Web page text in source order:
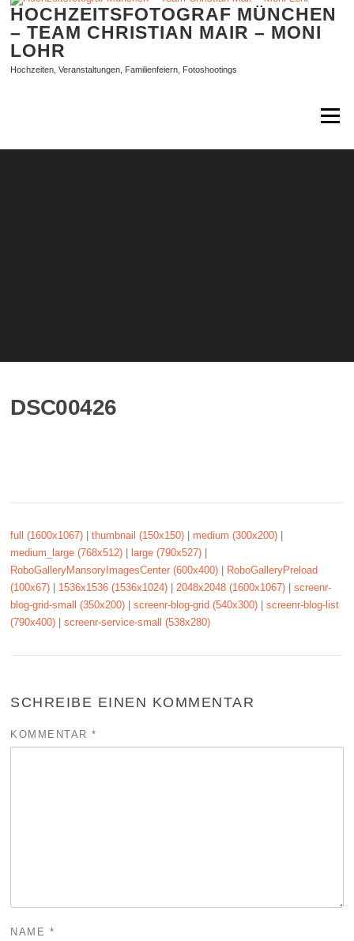
Zum
springen
HOCHZEITSFOTOGRAF MÜNCHEN
– TEAM CHRISTIAN MAIR – MONI
LOHR
Hochzeiten, Veranstaltungen, Familienfeiern, Fotoshootings
Menü
DSC00426
full (1600x1067) |thumbnail (150x150) medium (300x200)
medium_large (768x512)
large (790x527)
RoboGalleryMansoryImagesCenter (600x400)
RoboGalleryPreload
(100x67)
1536x1536 (1536x1024) |2048x2048 (1600x1067) |screenr-
blog-grid-small (350x200) |screenr-blog-grid (540x300) |screenr-blog-list
(790x400) |screenr-service-small (538x280)
SCHREIBE EINEN KOMMENTAR
KOMMENTAR*
NAME *